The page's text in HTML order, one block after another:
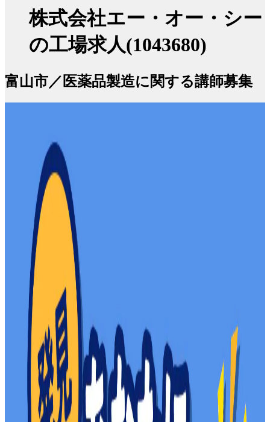
株式会社エー・オー・シー
の工場求人(1043680)
富山市／医薬品製造に関する講師募集